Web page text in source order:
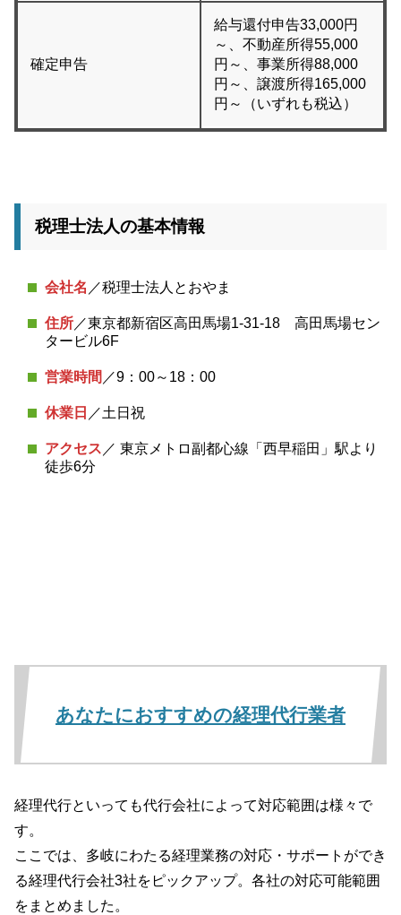
確定申告
給与還付申告33,000円
～、不動産所得55,000
円～、事業所得88,000
円～、譲渡所得165,000
円～（いずれも税込）
税理士法人の基本情報
会社名 ／税理士法人とおやま
住所／東京都新宿区高田馬場1-31-18 高田馬場セン
タービル6F
営業時間 ／9：00～18：00
休業日 ／土日祝
アクセス ／ 東京メトロ副都心線「西早稲田」駅より
徒歩6分
あなたにおすすめの経理代行業者
経理代行といっても代行会社によって対応範囲は様々で
す。
ここでは、多岐にわたる経理業務の対応・サポートができ
る経理代行会社3社をピックアップ。各社の対応可能範囲
をまとめました。